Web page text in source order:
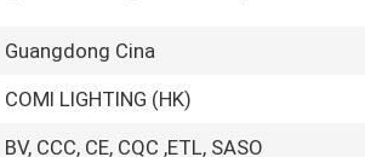
Guangdong Cina
COMI LIGHTING (HK)
BV, CCC, CE, CQC ,ETL, SASO